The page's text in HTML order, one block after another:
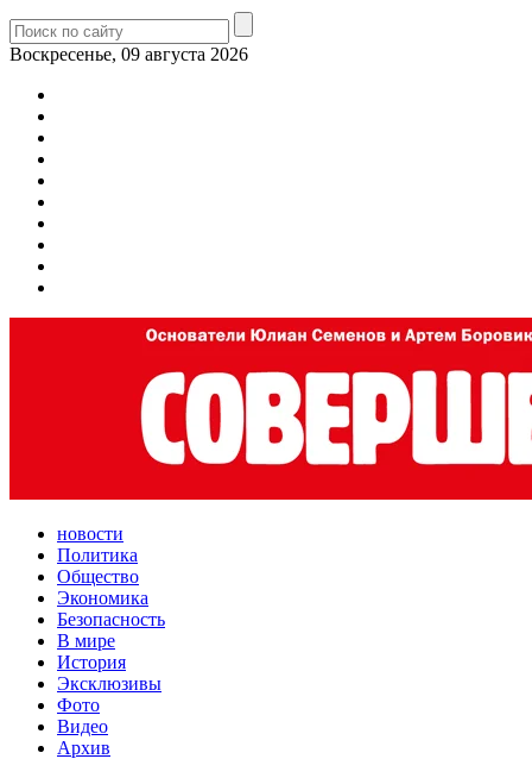
Воскресенье, 09 августа 2026
новости
Политика
Общество
Экономика
Безопасность
В мире
История
Эксклюзивы
Фото
Видео
Архив